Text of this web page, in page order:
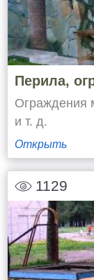
Перила,
Ограждения
и т. д.
Открыть
1129